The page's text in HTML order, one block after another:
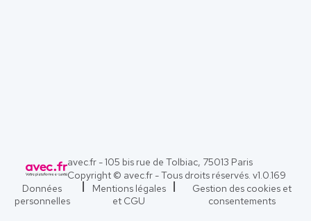
avec.fr - 105 bis rue de Tolbiac, 75013 Paris
Copyright © avec.fr - Tous droits réservés. v1.0.169
Données
personnelles
Mentions légales
et CGU
Gestion des cookies et
consentements